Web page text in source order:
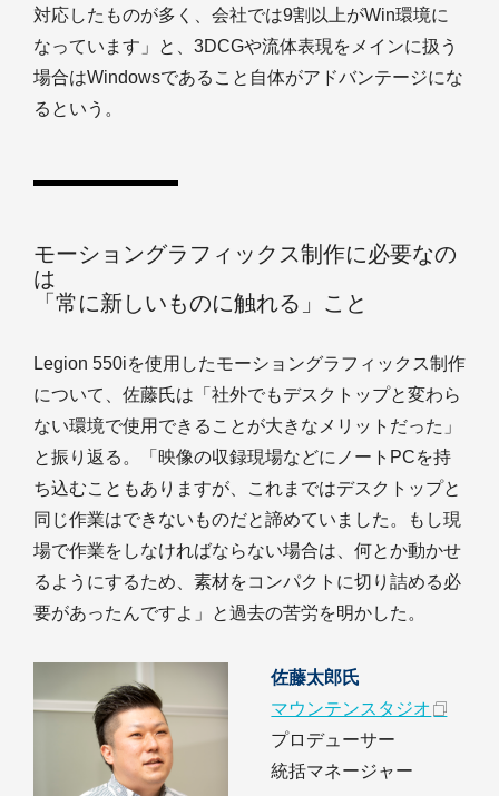
対応したものが多く、会社では9割以上がWin環境に
なっています」と、3DCGや流体表現をメインに扱う
場合はWindowsであること自体がアドバンテージにな
るという。
モーショングラフィックス制作に必要なの
は
「常に新しいものに触れる」こと
Legion 550iを使用したモーショングラフィックス制作
について、佐藤氏は「社外でもデスクトップと変わら
ない環境で使用できることが大きなメリットだった」
と振り返る。「映像の収録現場などにノートPCを持
ち込むこともありますが、これまではデスクトップと
同じ作業はできないものだと諦めていました。もし現
場で作業をしなければならない場合は、何とか動かせ
るようにするため、素材をコンパクトに切り詰める必
要があったんですよ」と過去の苦労を明かした。
佐藤太郎氏
マウンテンスタジオ
プロデューサー
統括マネージャー